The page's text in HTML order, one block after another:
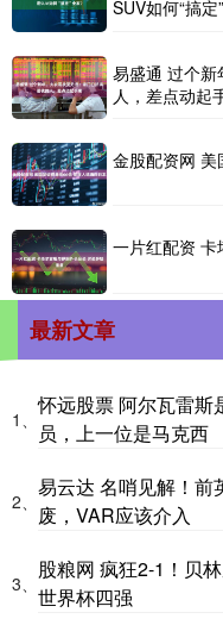
SUV如何“搞定
易盛通 过个新
人，差点动起
金股配资网 美
一片红配资
最新文章
1、
怀远股票 阿尔瓦雷斯
员，上一位是马克西
2、
易云达 名哨见解！前
废，VAR应该介入
3、
股粮网 疯狂2-1！贝
世界杯四强